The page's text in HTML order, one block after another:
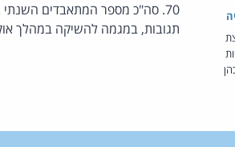
תגובות, במגמה להשיקה במהלך